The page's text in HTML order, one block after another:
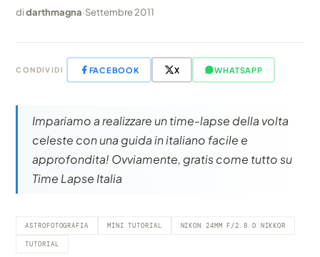
didarthmagna·Settembre 2011
CONDIVIDI FACEBOOK X WHATSAPP
Impariamo a realizzare un time-lapse della volta
celeste con una guida in italiano facile e
approfondita! Ovviamente, gratis come tutto su
Time Lapse Italia
ASTROFOTOGRAFIA MINI TUTORIAL NIKON 24MM F/2.8 D NIKKOR
TUTORIAL